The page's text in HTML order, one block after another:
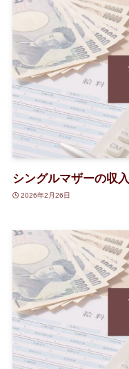
シングルマザーの収
2026年2月26日